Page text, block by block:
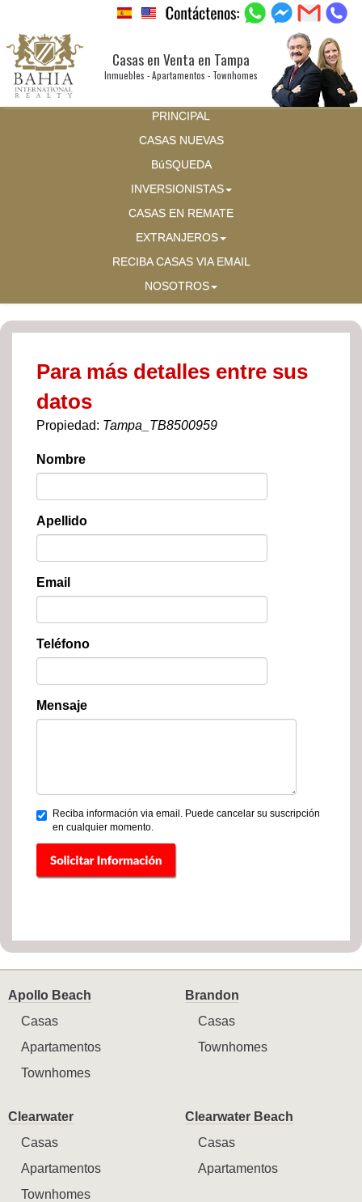
Casas en Venta en Tampa
Inmuebles - Apartamentos - Townhomes
PRINCIPAL
CASAS NUEVAS
BúSQUEDA
INVERSIONISTAS
CASAS EN REMATE
EXTRANJEROS
RECIBA CASAS VIA EMAIL
NOSOTROS
Para más detalles entre sus
datos
Propiedad: Tampa_TB8500959
Nombre
Apellido
Email
Teléfono
Mensaje
Reciba información via email. Puede cancelar su suscripción
en cualquier momento.
Apollo Beach
Casas
Apartamentos
Townhomes
Brandon
Casas
Townhomes
Clearwater
Casas
Apartamentos
Townhomes
Clearwater Beach
Casas
Apartamentos